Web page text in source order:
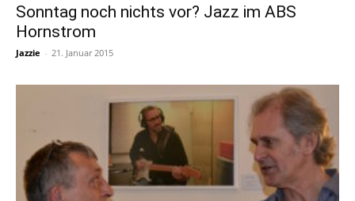
Sonntag noch nichts vor? Jazz im ABS
Hornstrom
Jazzie - 21. Januar 2015